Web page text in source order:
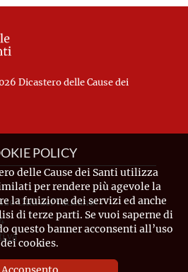
Dicastero delle Cause dei
Città del Vaticano
POLICY
delle Cause dei Santi utilizza
per rendere più agevole la
la fruizione dei servizi ed anche
di terze parti. Se vuoi saperne di
questo banner acconsenti all’uso
dei cookies.